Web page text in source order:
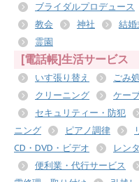
ブライダルプロデュース
教会
神社 結
霊園
[電話帳]生活サービス
いす張り替え ごみ
クリーニング
ケー
セキュリティー・防犯
ニング
ピアノ調律
CD・DVD・ビデオ
レン
便利業・代行サービス